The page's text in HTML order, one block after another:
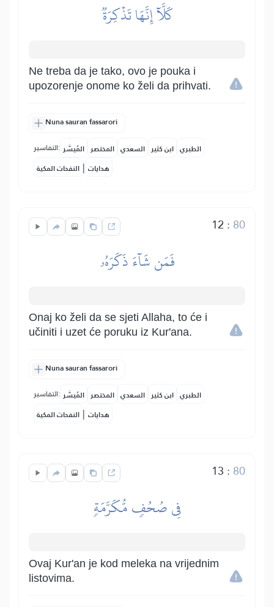
كَلَّآ إِنَّهَا تَذۡكِرَةٞ
Ne treba da je tako, ovo je pouka i
upozorenje onome ko želi da prihvati.
Nuna sauran fassarori
التفاسير: المُيسَّر المختصر السعدي ابن كثير الطبري
النفحات المكية | هدايات
12 : 80
فَمَن شَآءَ ذَكَرَهُۥ
Onaj ko želi da se sjeti Allaha, to će i
učiniti i uzet će poruku iz Kur'ana.
Nuna sauran fassarori
التفاسير: المُيسَّر المختصر السعدي ابن كثير الطبري
النفحات المكية | هدايات
13 : 80
فِي صُحُفٖ مُّكَرَّمَةٖ
Ovaj Kur'an je kod meleka na vrijednim
listovima.